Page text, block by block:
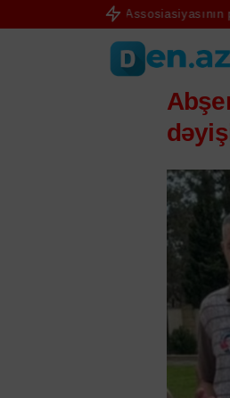
Assosiasiyasının prezidenti seçildi